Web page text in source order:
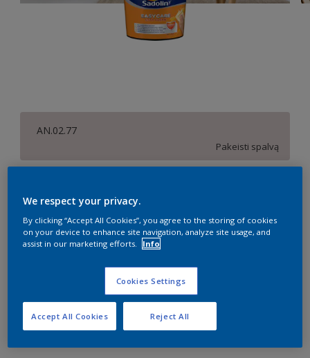
AN.02.77
Pakeisti spalvą
1 l
Kiekis Dažų kiekio skaičiuoklė
Skaičiuoti
Pridėti prie darbo vietos
We respect your privacy.
By clicking “Accept All Cookies”, you agree to the storing of cookies
on your device to enhance site navigation, analyze site usage, and
assist in our marketing efforts.
Info
Cookies Settings
Reject All
Accept All Cookies